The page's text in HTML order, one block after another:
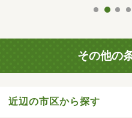
その他の
近辺の市区から探す